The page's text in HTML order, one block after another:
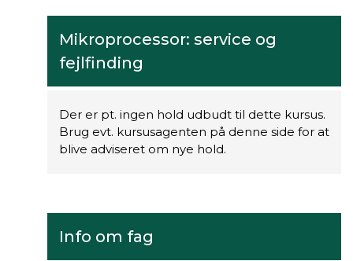
Mikroprocessor: service og
fejlfinding
Der er pt. ingen hold udbudt til dette kursus.
Brug evt. kursusagenten på denne side for at
blive adviseret om nye hold.
Info om fag